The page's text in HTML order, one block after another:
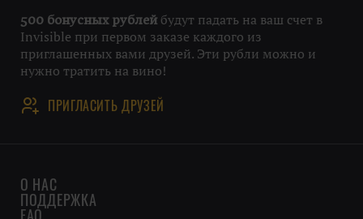
500 бонусных рублей будут падать на ваш счет в
Invisible при первом заказе каждого из
приглашенных вами друзей. Эти рубли можно и
нужно тратить на вино!
ПРИГЛАСИТЬ ДРУЗЕЙ
О НАС
ПОДДЕРЖКА